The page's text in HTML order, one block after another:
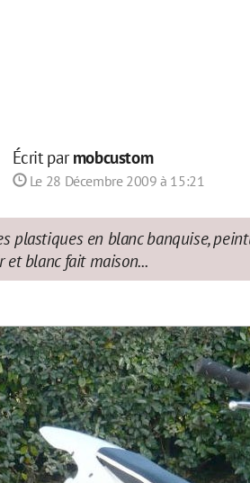
Écrit parmobcustom
Le 28 Décembre 2009 à 15:21
plastiques en blanc banquise,
et blanc fait maison...